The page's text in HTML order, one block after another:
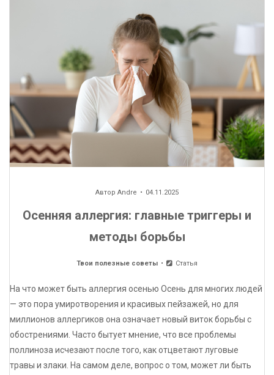
Автор Andre 04.11.2025
Осенняя аллергия: главные триггеры и
методы борьбы
Твои полезные советы Статья
На что может быть аллергия осенью Осень для многих людей
— это пора умиротворения и красивых пейзажей, но для
миллионов аллергиков она означает новый виток борьбы с
обострениями. Часто бытует мнение, что все проблемы
поллиноза исчезают после того, как отцветают луговые
травы и злаки. На самом деле, вопрос о том, может ли быть